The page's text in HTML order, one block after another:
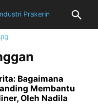
Bagaimana
Membantu
Oleh Nadila